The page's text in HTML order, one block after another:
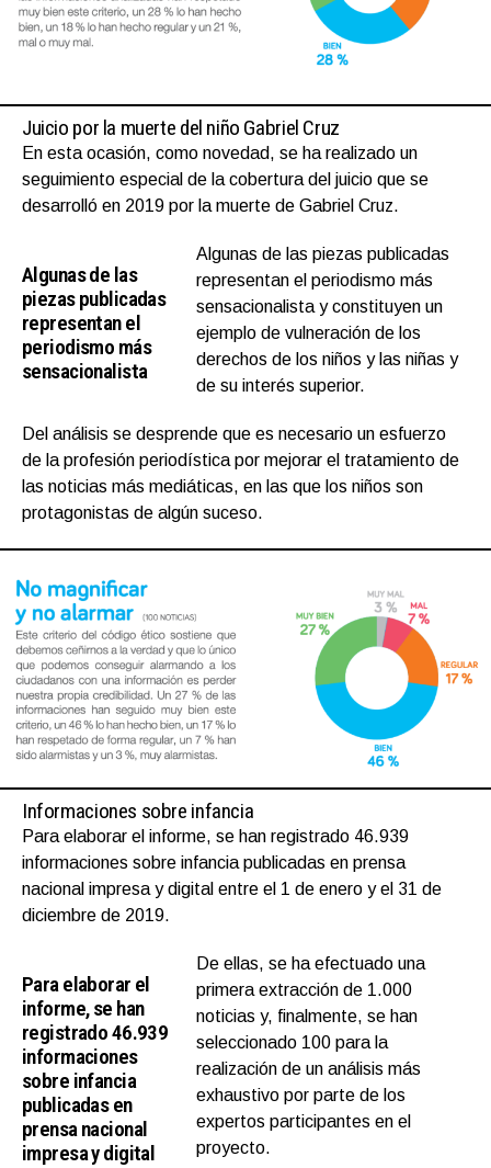
Juicio por la muerte del niño Gabriel Cruz
En esta ocasión, como novedad, se ha realizado un
seguimiento especial de la cobertura del juicio que se
desarrolló en 2019 por la muerte de Gabriel Cruz.
Algunas de las
piezas publicadas
representan el
periodismo más
sensacionalista
Algunas de las piezas publicadas
representan el periodismo más
sensacionalista y constituyen un
ejemplo de vulneración de los
derechos de los niños y las niñas y
de su interés superior.
Del análisis se desprende que es necesario un esfuerzo
de la profesión periodística por mejorar el tratamiento de
las noticias más mediáticas, en las que los niños son
protagonistas de algún suceso.
Informaciones sobre infancia
Para elaborar el informe, se han registrado 46.939
informaciones sobre infancia publicadas en prensa
nacional impresa y digital entre el 1 de enero y el 31 de
diciembre de 2019.
Para elaborar el
informe, se han
registrado 46.939
informaciones
sobre infancia
publicadas en
prensa nacional
impresa y digital
De ellas, se ha efectuado una
primera extracción de 1.000
noticias y, finalmente, se han
seleccionado 100 para la
realización de un análisis más
exhaustivo por parte de los
expertos participantes en el
proyecto.